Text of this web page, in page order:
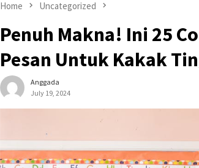
Home Uncategorized
Penuh Makna! Ini 25
Pesan Untuk Kakak
Anggada
July 19, 2024